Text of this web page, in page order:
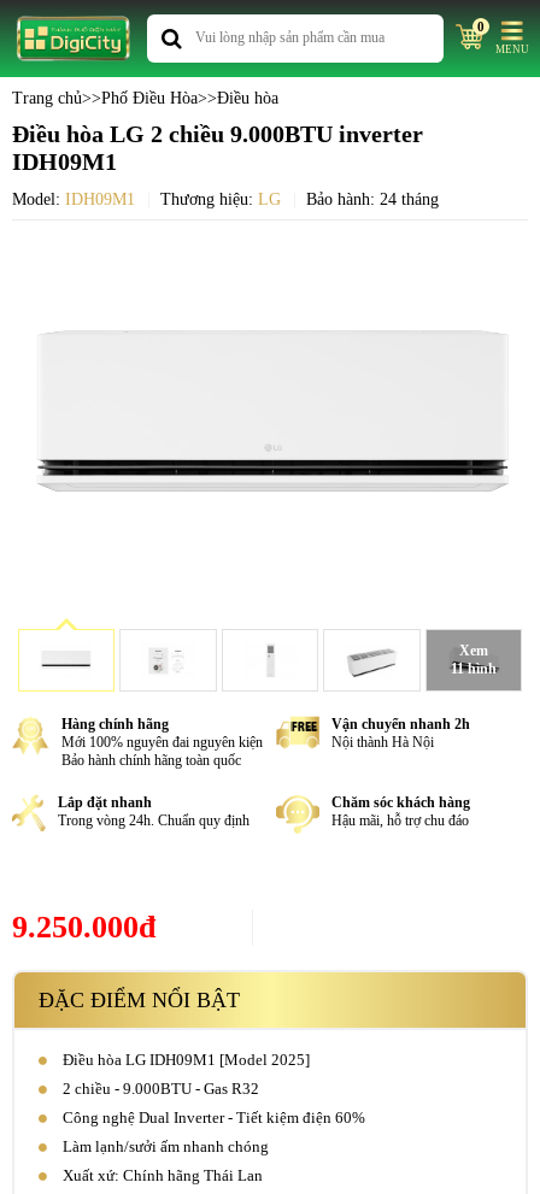
0
MENU
Trang chủ>>Phố Điều Hòa>>Điều hòa
Điều hòa LG 2 chiều 9.000BTU inverter
IDH09M1
Model: IDH09M1 Thương hiệu: LG Bảo hành: 24 tháng
Xem
11 hình
Hàng chính hãng
Mới 100% nguyên đai nguyên kiện
Bảo hành chính hãng toàn quốc
Vận chuyển nhanh 2h
Nội thành Hà Nội
Lắp đặt nhanh
Trong vòng 24h. Chuẩn quy định
Chăm sóc khách hàng
Hậu mãi, hỗ trợ chu đáo
9.250.000đ
ĐẶC ĐIỂM NỔI BẬT
Điều hòa LG IDH09M1 [Model 2025]
2 chiều - 9.000BTU - Gas R32
Công nghệ Dual Inverter - Tiết kiệm điện 60%
Làm lạnh/sưởi ấm nhanh chóng
Xuất xứ: Chính hãng Thái Lan